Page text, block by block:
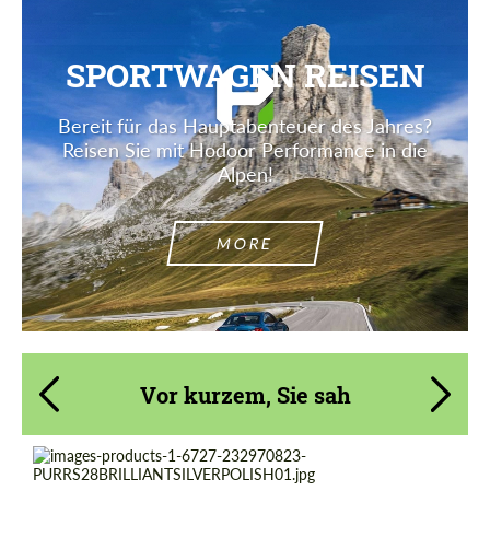
SPORTWAGEN REISEN
Bereit für das Hauptabenteuer des Jahres?
Reisen Sie mit Hodoor Performance in die
Alpen!
MORE
Vor kurzem, Sie sah